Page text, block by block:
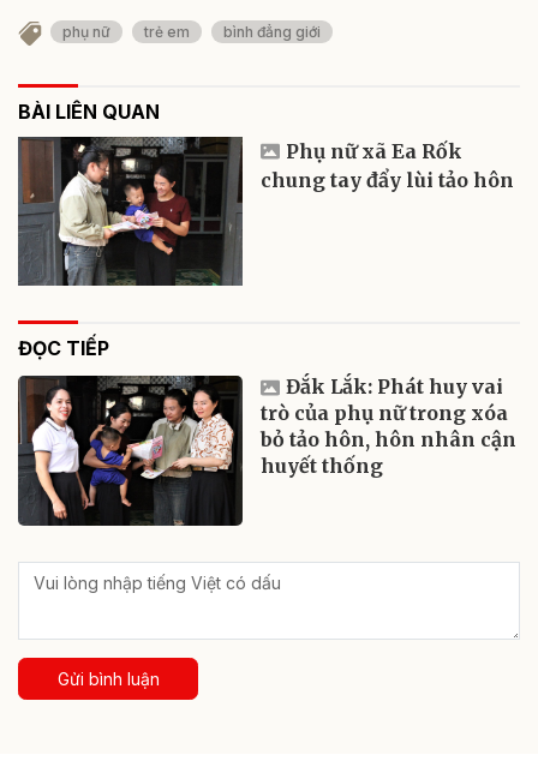
phụ nữ trẻ em bình đẳng giới
BÀI LIÊN QUAN
Phụ nữ xã Ea Rốk
chung tay đẩy lùi tảo hôn
ĐỌC TIẾP
Đắk Lắk: Phát huy vai
trò của phụ nữ trong xóa
bỏ tảo hôn, hôn nhân cận
huyết thống
Gửi bình luận